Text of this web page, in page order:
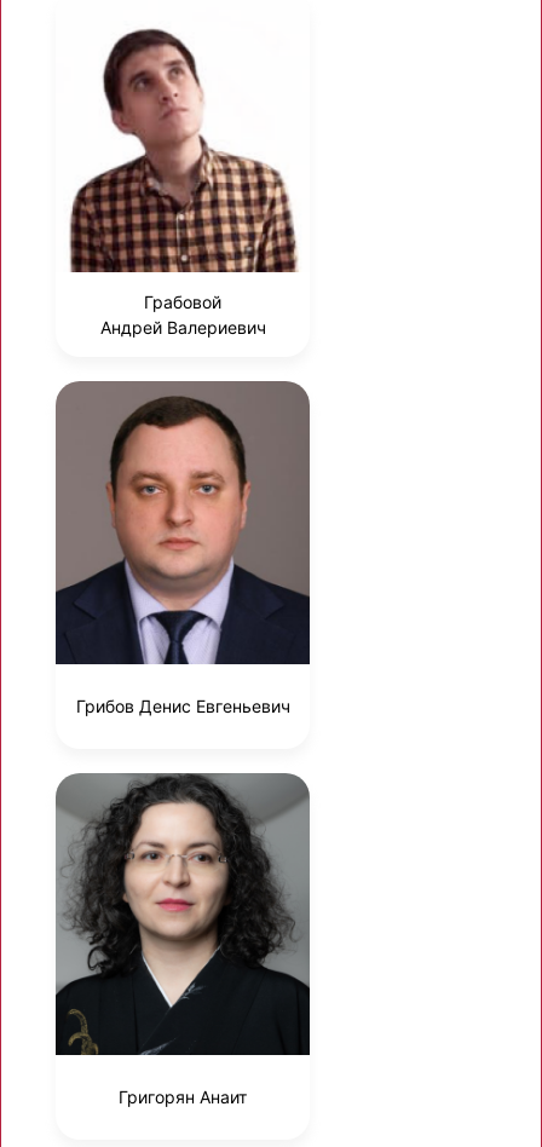
Грабовой
Андрей Валериевич
Грибов Денис Евгеньевич
Григорян Анаит